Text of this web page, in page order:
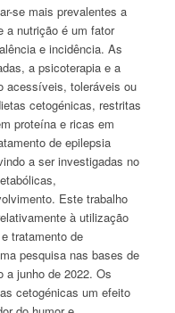
se mais prevalentes a
a nutrição é um fator
e incidência. As
a psicoterapia e a
acessíveis, toleráveis ou
cetogénicas, restritas
proteína e ricas em
de epilepsia
a ser investigadas no
Este trabalho
à utilização
tratamento de
pesquisa nas bases de
a junho de 2022. Os
cetogénicas um efeito